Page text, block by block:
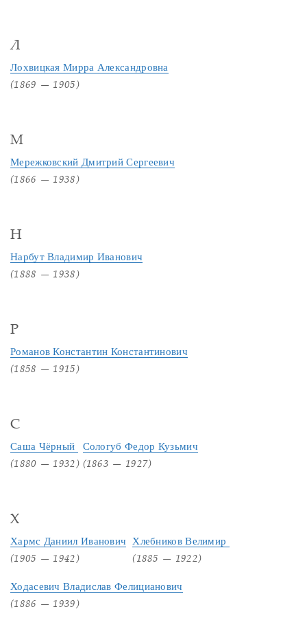
Л
Лохвицкая Мирра Александровна
(1869 — 1905)
М
Мережковский Дмитрий Сергеевич
(1866 — 1938)
Н
Нарбут Владимир Иванович
(1888 — 1938)
Р
Романов Константин Константинович
(1858 — 1915)
С
Саша Чёрный
(1880 — 1932)
Сологуб Федор Кузьмич
(1863 — 1927)
Х
Хармс Даниил Иванович
(1905 — 1942)
Хлебников Велимир
(1885 — 1922)
Ходасевич Владислав Фелицианович
(1886 — 1939)